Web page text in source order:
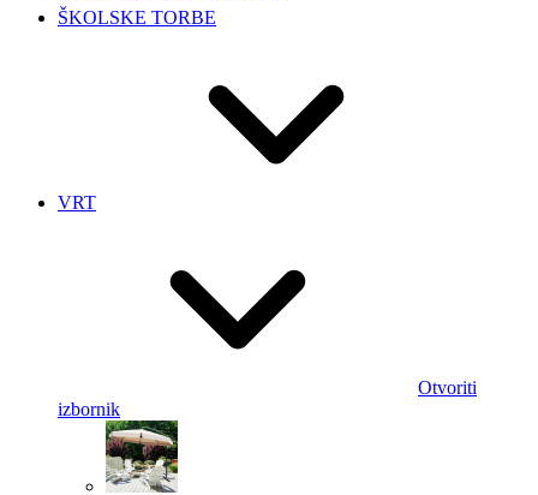
ŠKOLSKE TORBE
VRT
Otvoriti
izbornik